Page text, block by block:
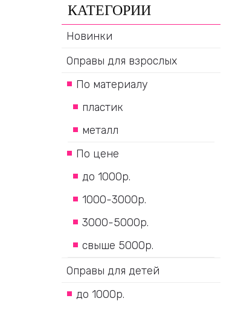
КАТЕГОРИИ
Новинки
Оправы для взрослых
По материалу
пластик
металл
По цене
до 1000р.
1000-3000р.
3000-5000р.
свыше 5000р.
Оправы для детей
до 1000р.